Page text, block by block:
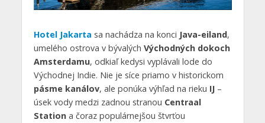
Hotel Jakarta sa nachádza na konci Java-eiland,
umelého ostrova v bývalých Východných dokoch
Amsterdamu, odkiaľ kedysi vyplávali lode do
Východnej Indie. Nie je síce priamo v historickom
pásme kanálov, ale ponúka výhľad na rieku IJ–
úsek vody medzi zadnou stranou Centraal
Stationa čoraz populárnejšou štvrťou